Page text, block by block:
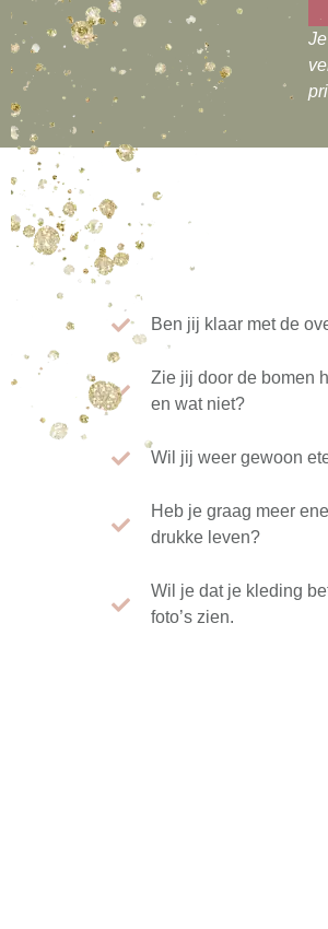
Ben jij klaar met de
Zie jij door de bomen
en wat niet?
Wil jij weer gewoon
Heb je graag meer
drukke leven?
Wil je dat je kleding
foto’s zien.